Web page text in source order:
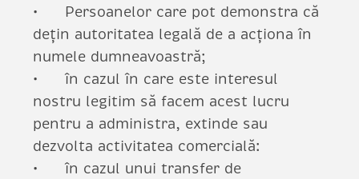
Persoanelor care pot demonstra că
dețin autoritatea legală de a acționa în
numele dumneavoastră;
în cazul în care este interesul
nostru legitim să facem acest lucru
pentru a administra, extinde sau
dezvolta activitatea comercială:
în cazul unui transfer de